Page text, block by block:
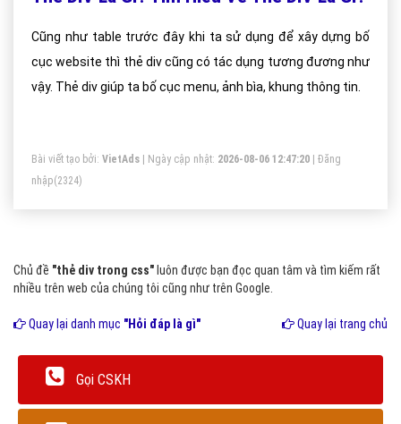
Cũng như table trước đây khi ta sử dụng để xây dựng bố
cục website thì thẻ div cũng có tác dụng tương đương như
vậy. Thẻ div giúp ta bố cục menu, ảnh bìa, khung thông tin.
Bài viết tạo bởi: VietAds | Ngày cập nhật: 2026-08-06 12:47:20
Đăng
nhập(2324)
Chủ đề "thẻ div trong css" luôn được bạn đọc quan tâm và tìm kiếm rất
nhiều trên web của chúng tôi cũng như trên Google.
Quay lại danh mục "Hỏi đáp là gì" Quay lại trang chủ
Gọi CSKH